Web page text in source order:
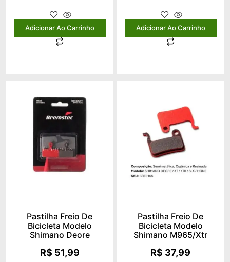
Adicionar Ao Carrinho Adicionar Ao Carrinho
Pastilha Freio De
Bicicleta Modelo
Shimano Deore
R$ 51,99
Pastilha Freio De
Bicicleta Modelo
Shimano M965/xtr
R$ 37,99